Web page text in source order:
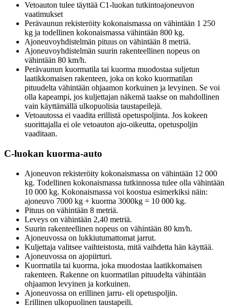
Vetoauton tulee täyttää C1-luokan tutkintoajoneuvon
vaatimukset
Perävaunun rekisteröity kokonaismassa on vähintään 1 250
kg ja todellinen kokonaismassa vähintään 800 kg.
Ajoneuvoyhdistelmän pituus on vähintään 8 metriä.
Ajoneuvoyhdistelmän suurin rakenteellinen nopeus on
vähintään 80 km/h.
Perävaunun kuormatila tai kuorma muodostaa suljetun
laatikkomaisen rakenteen, joka on koko kuormatilan
pituudelta vähintään ohjaamon korkuinen ja levyinen. Se voi
olla kapeampi, jos kuljettajan näkemä taakse on mahdollinen
vain käyttämällä ulkopuolisia taustapeilejä.
Vetoautossa ei vaadita erillistä opetuspoljinta. Jos kokeen
suorittajalla ei ole vetoauton ajo-oikeutta, opetuspoljin
vaaditaan.
C-luokan kuorma-auto
Ajoneuvon rekisteröity kokonaismassa on vähintään 12 000
kg. Todellinen kokonaismassa tutkinnossa tulee olla vähintään
10 000 kg. Kokonaismassa voi koostua esimerkiksi näin:
ajoneuvo 7000 kg + kuorma 3000kg = 10 000 kg.
Pituus on vähintään 8 metriä.
Leveys on vähintään 2,40 metriä.
Suurin rakenteellinen nopeus on vähintään 80 km/h.
Ajoneuvossa on lukkiutumattomat jarrut.
Kuljettaja valitsee vaihteistosta, mitä vaihdetta hän käyttää.
Ajoneuvossa on ajopiirturi.
Kuormatila tai kuorma, joka muodostaa laatikkomaisen
rakenteen. Rakenne on kuormatilan pituudelta vähintään
ohjaamon levyinen ja korkuinen.
Ajoneuvossa on erillinen jarru- eli opetuspoljin.
Erillinen ulkopuolinen taustapeili.